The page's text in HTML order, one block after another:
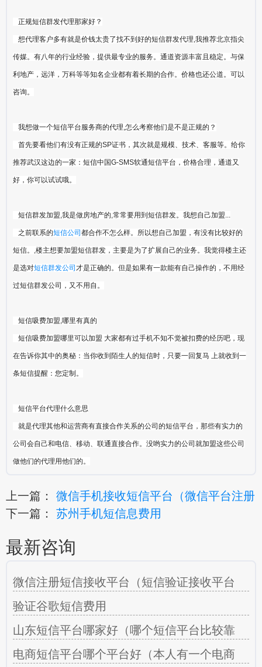
正规短信群发代理那家好？
想代理客户多有就是价钱太贵了找不到好的短信群发代理,我推荐北京指尖
传媒。有八年的行业经验，提供最专业的服务。通道资源丰富且稳定。与保
利地产，远洋，万科等等知名企业都有着长期的合作。价格也还公道。可以
咨询。
我想做一个短信平台服务商的代理,怎么考察他们是不是正规的？
首先要看他们有没有正规的SP证书，其次就是规模、技术、客服等。给你
推荐武汉这边的一家：短信中国G-SMS软通短信平台，价格合理，通道又
好，你可以试试哦。
短信群发加盟,我是做房地产的,常常要用到短信群发。我想自己加盟...
之前联系的短信公司都合作不怎么样。所以想自己加盟，有没有比较好的
短信。,楼主想要加盟短信群发，主要是为了扩展自己的业务。我觉得楼主还
是选对短信群发公司 才是正确的。但是如果有一款能有自己操作的，不用经
过短信群发公司，又不用自。
短信吸费加盟,哪里有真的
短信吸费加盟哪里可以加盟 大家都有过手机不知不觉被扣费的经历吧，现
在告诉你其中的奥秘：当你收到陌生人的短信时，只要一回复马 上就收到一
条短信提醒：您定制。
短信平台代理什么意思
就是代理其他和运营商有直接合作关系的公司的短信平台，那些有实力的
公司会自己和电信、移动、联通直接合作。没哟实力的公司就加盟这些公司
做他们的代理用他们的。
上一篇： 微信手机接收短信平台（微信平台注册
下一篇： 苏州手机短信息费用
最新咨询
微信注册短信接收平台（短信验证接收平台
验证谷歌短信费用
山东短信平台哪家好（哪个短信平台比较靠
电商短信平台哪个平台好（本人有一个电商